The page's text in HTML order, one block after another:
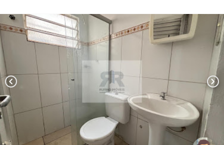
chevron_left chevron_right